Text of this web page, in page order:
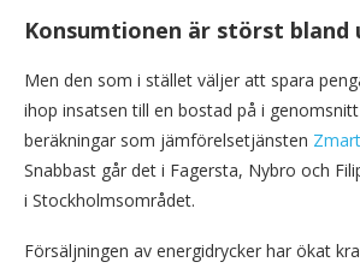
Konsumtionen är störst bland
Men den som i stället väljer att spara
ihop insatsen till en bostad på i
beräkningar som jämförelsetjänsten
Snabbast går det i Fagersta, Nybro och
i Stockholmsområdet.
Försäljningen av energidrycker har ökat